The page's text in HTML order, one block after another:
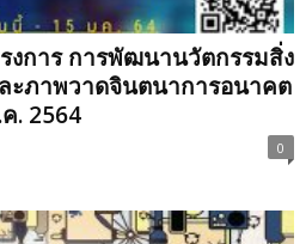
งการ การพัฒนานวัตกรรมสิ่ง
ะภาพวาดจินตนาการอนาคต
. 2564
0